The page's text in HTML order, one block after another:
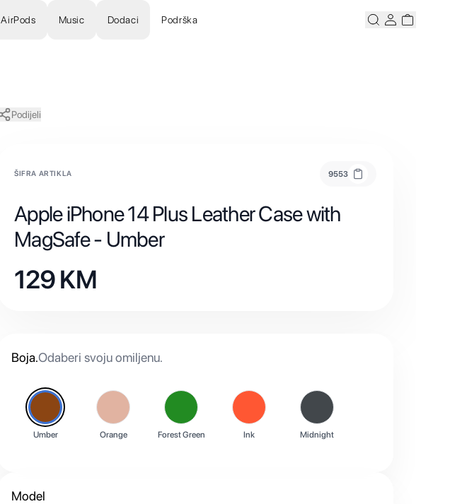
AirPods Music Dodaci Podrška PretražiKorisnicki
Podijeli
ŠIFRA ARTIKLA 9553
Apple iPhone 14 Plus Leather Case with
MagSafe - Umber
129KM
Boja.Odaberi svoju omiljenu.
Umber Orange Forest Green Ink Midnight
Model